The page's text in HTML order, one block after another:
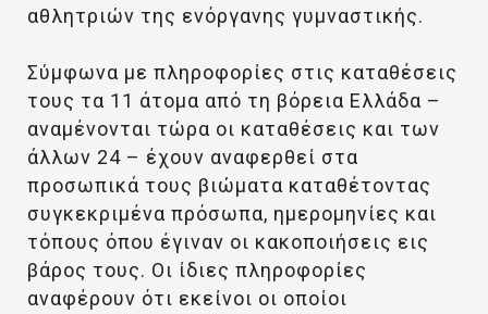
αθλητριών της ενόργανης γυμναστικής.
Σύμφωνα με πληροφορίες στις καταθέσεις
τους τα 11 άτομα από τη βόρεια Ελλάδα –
αναμένονται τώρα οι καταθέσεις και των
άλλων 24 – έχουν αναφερθεί στα
προσωπικά τους βιώματα καταθέτοντας
συγκεκριμένα πρόσωπα, ημερομηνίες και
τόπους όπου έγιναν οι κακοποιήσεις εις
βάρος τους. Οι ίδιες πληροφορίες
αναφέρουν ότι εκείνοι οι οποίοι